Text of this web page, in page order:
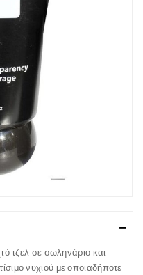
τζελ σε σωληνάριο και
νυχιού με οποιαδήποτε